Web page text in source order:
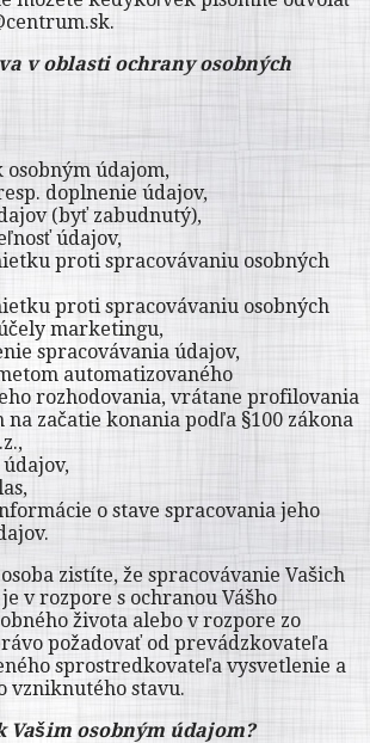
v oblasti ochrany osobných
údajom,
doplnenie údajov,
(byť zabudnutý),
údajov,
proti spracovávaniu osobných
proti spracovávaniu osobných
marketingu,
spracovávania údajov,
automatizovaného
rozhodovania, vrátane profilovania
začatie konania podľa §100 zákona
o stave spracovania jeho
zistíte, že spracovávanie Vašich
v rozpore s ochranou Vášho
života alebo v rozpore zo
požadovať od prevádzkovateľa
sprostredkovateľa vysvetlenie a
vzniknutého stavu.
Vašim osobným údajom?